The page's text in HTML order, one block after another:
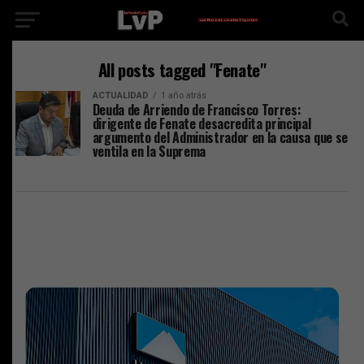
All posts tagged "Fenate"
ACTUALIDAD 1 año atrás
Deuda de Arriendo de Francisco Torres:
dirigente de Fenate desacredita principal
argumento del Administrador en la causa que se
ventila en la Suprema